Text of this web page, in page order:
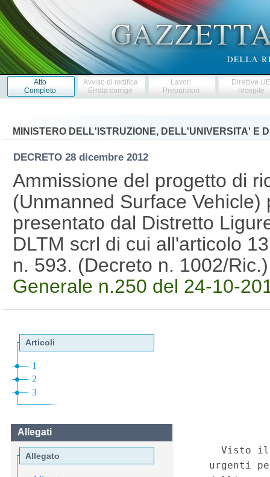
Atto
Completo
Avviso di rettifica
Errata corrige
Lavori
Preparatori
Direttive
recepite
MINISTERO DELL'ISTRUZIONE, DELL'UNIVERSITA' E
DECRETO 28 dicembre 2012
Ammissione del progetto di
(Unmanned Surface Vehicle)
presentato dal Distretto
DLTM scrl di cui all'articolo
n. 593. (Decreto n. 1002/
Generale n.250 del 24-10-